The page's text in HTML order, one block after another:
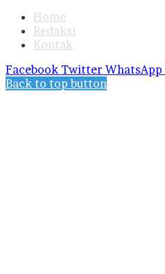
Home
Redaksi
Kontak
Facebook Twitter WhatsApp
Back to top button